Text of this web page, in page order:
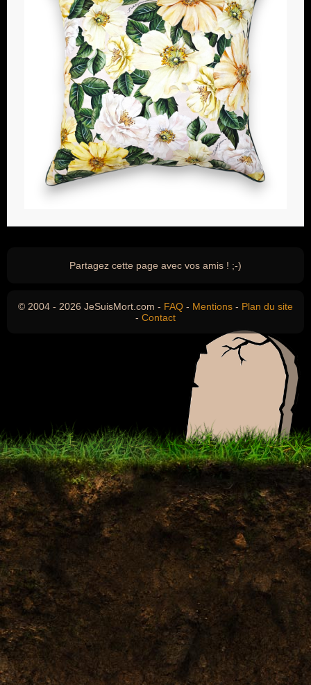
Partagez cette page avec vos amis ! ;-)
© 2004 - 2026 JeSuisMort.com - FAQ - Mentions - Plan du site
- Contact